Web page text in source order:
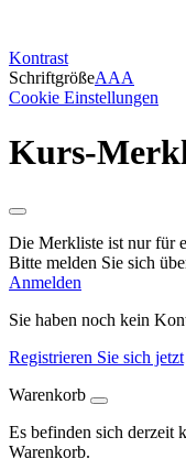
Kontrast
SchriftgrößeAAA
Cookie Einstellungen
Kurs-
Die Merkliste ist nur für
Bitte melden Sie sich
Anmelden
Sie haben noch kein
Registrieren Sie sich jetzt
Warenkorb
Es befinden sich derzeit
Warenkorb.